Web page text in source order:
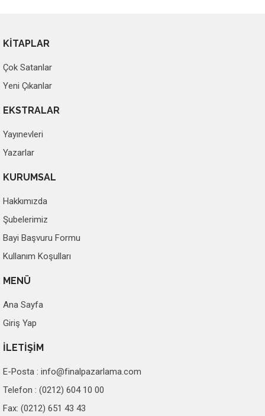
KİTAPLAR
Çok Satanlar
Yeni Çıkanlar
EKSTRALAR
Yayınevleri
Yazarlar
KURUMSAL
Hakkımızda
Şubelerimiz
Bayi Başvuru Formu
Kullanım Koşulları
MENÜ
Ana Sayfa
Giriş Yap
İLETİŞİM
E-Posta : info@finalpazarlama.com
Telefon : (0212) 604 10 00
Fax: (0212) 651 43 43